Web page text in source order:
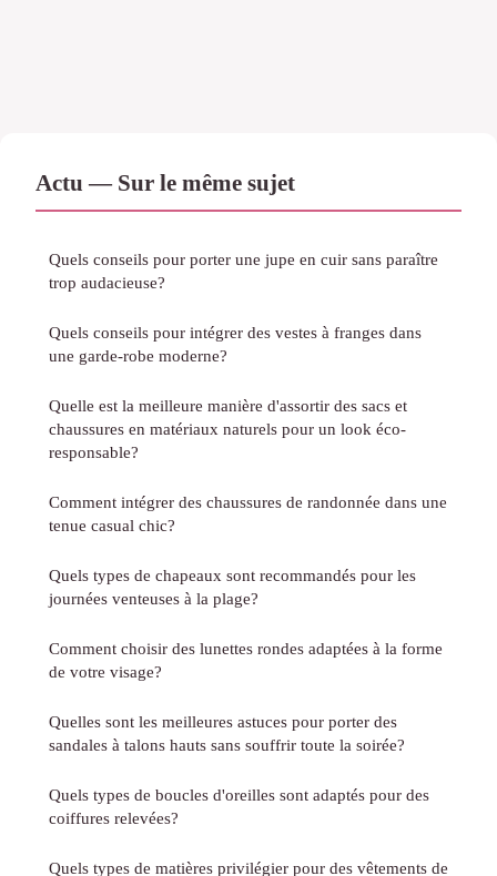
Actu — Sur le même sujet
Quels conseils pour porter une jupe en cuir sans paraître
trop audacieuse?
Quels conseils pour intégrer des vestes à franges dans
une garde-robe moderne?
Quelle est la meilleure manière d'assortir des sacs et
chaussures en matériaux naturels pour un look éco-
responsable?
Comment intégrer des chaussures de randonnée dans une
tenue casual chic?
Quels types de chapeaux sont recommandés pour les
journées venteuses à la plage?
Comment choisir des lunettes rondes adaptées à la forme
de votre visage?
Quelles sont les meilleures astuces pour porter des
sandales à talons hauts sans souffrir toute la soirée?
Quels types de boucles d'oreilles sont adaptés pour des
coiffures relevées?
Quels types de matières privilégier pour des vêtements de